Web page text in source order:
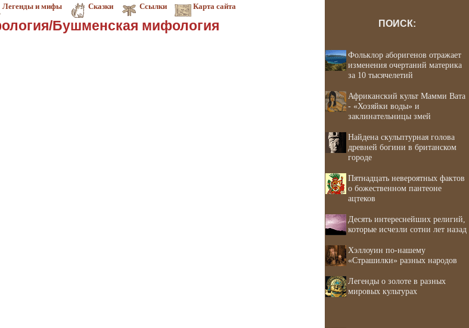
Легенды и мифы Сказки Ссылки Карта сайта
Бушменская мифология ПОИСК:
Фольклор аборигенов отражает
изменения очертаний материка
за 10 тысячелетий
Африканский культ Мамми Вата
- «Хозяйки воды» и
заклинательницы змей
Найдена скульптурная голова
древней богини в британском
городе
Пятнадцать невероятных фактов
о божественном пантеоне
ацтеков
Десять интереснейших религий,
которые исчезли сотни лет назад
Хэллоуин по-нашему
«Страшилки» разных народов
Легенды о золоте в разных
мировых культурах